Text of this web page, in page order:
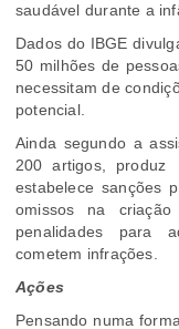
saudável durante a
Dados do IBGE
50 milhões de
necessitam de
potencial.
Ainda segundo a
200 artigos,
estabelece sanções
omissos na
penalidades para
cometem infrações.
Ações
Pensando numa